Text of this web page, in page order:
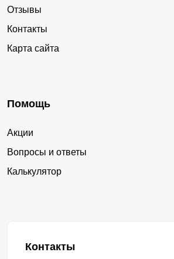
Отзывы
Контакты
Карта сайта
Помощь
Акции
Вопросы и ответы
Калькулятор
Контакты